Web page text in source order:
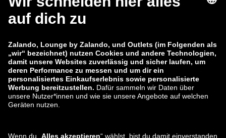
zalando-lounge.fi zalando-lounge.dk
zalando-lounge.co.uk
zalando-prive.es zalando-lounge.cz
zalando-lounge.lt zalando-lounge.sk
zalando-lounge.ro zalando-lounge.hr